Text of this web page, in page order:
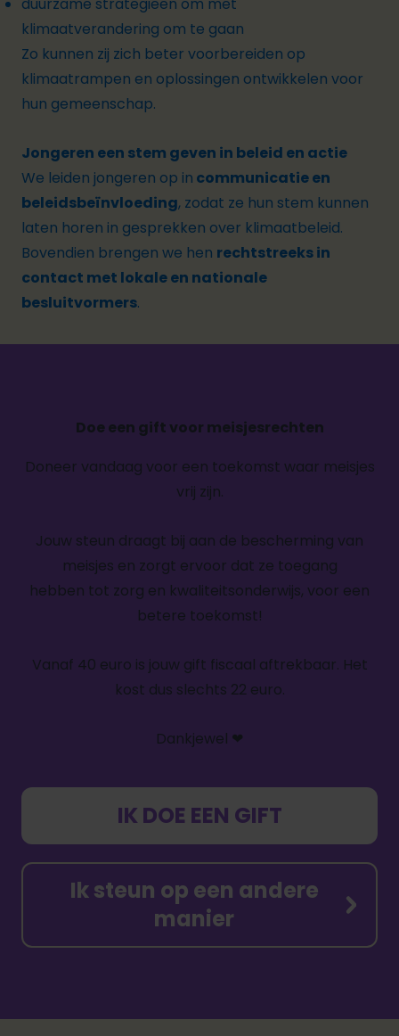
klimaatverandering om te gaan
Zo kunnen zij zich beter voorbereiden op
klimaatrampen en oplossingen ontwikkelen voor
hun gemeenschap.
Jongeren een stem geven in beleid en actie
We leiden jongeren op in communicatie en
beleidsbeïnvloeding, zodat ze hun stem kunnen
laten horen in gesprekken over klimaatbeleid.
Bovendien brengen we hen rechtstreeks in
contact met lokale en nationale
besluitvormers.
Doe een gift voor meisjesrechten
Doneer vandaag voor een toekomst waar meisjes
vrij zijn.
Jouw steun draagt bij aan de bescherming van
meisjes en zorgt ervoor dat ze toegang
hebben tot zorg en kwaliteitsonderwijs, voor een
betere toekomst!
Vanaf 40 euro is jouw gift fiscaal aftrekbaar. Het
kost dus slechts 22 euro.
Dankjewel ❤
IK DOE EEN GIFT
Ik steun op een andere
manier